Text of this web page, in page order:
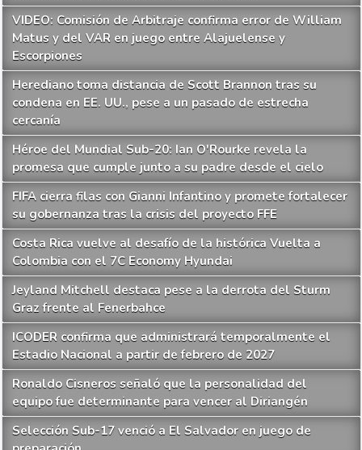
VIDEO: Comisión de Arbitraje confirma error de William
Matus y del VAR en juego entre Alajuelense y
Escorpiones
Herediano toma distancia de Scott Brannon tras su
condena en EE. UU., pese a un pasado de estrecha
cercanía
Héroe del Mundial Sub-20: Ian O'Rourke revela la
promesa que cumple junto a su padre desde el cielo
FIFA cierra filas con Gianni Infantino y promete fortalecer
su gobernanza tras la crisis del proyecto FFE
Costa Rica vuelve al desafío de la histórica Vuelta a
Colombia con el 7C Economy Hyundai
Jeyland Mitchell destaca pese a la derrota del Sturm
Graz frente al Fenerbahce
ICODER confirma que administrará temporalmente el
Estadio Nacional a partir de febrero de 2027
Ronaldo Cisneros señaló que la personalidad del
equipo fue determinante para vencer al Diriangén
Selección Sub-17 venció a El Salvador en juego de